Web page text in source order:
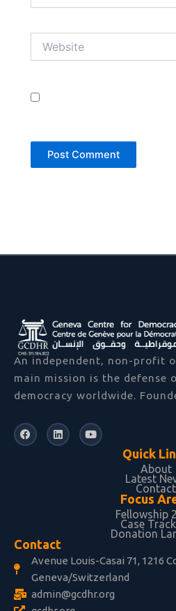
An independent, non-profit
main mission is the defense
democracy worldwide.
F
a
c
L
i
n
Y
o
u Quick
About
Latest
Contact
Focus
Fellowship
Case
Donation
Contact
Avenue Louis-Casai 71, 1216
Geneva/Switzerland
admin@gcdhr.org